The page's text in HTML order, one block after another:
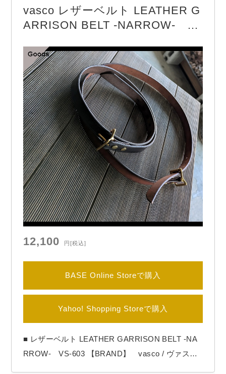
側は綿100%の裏地付き。 ２サ…
vasco レザーベルト LEATHER G
ARRISON BELT -NARROW- V
12,100 円[税込]
BASE Online Storeで購入
Yahoo! Shopping Storeで購入
■ レザーベルト LEATHER GARRISON BELT -NA
RROW- VS-603 【BRAND】 vasco / ヴァスコ